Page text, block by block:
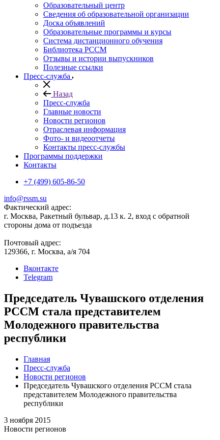
Образовательный центр
Сведения об образовательной организации
Доска объявлений
Образовательные программы и курсы
Система дистанционного обучения
Библиотека РССМ
Отзывы и истории выпускников
Полезные ссылки
Пресс-служба
Назад
Пресс-служба
Главные новости
Новости регионов
Отраслевая информация
Фото- и видеоотчеты
Контакты пресс-службы
Программы поддержки
Контакты
+7 (499) 605-86-50
info@rssm.su
Фактический адрес:
г. Москва, Ракетный бульвар, д.13 к. 2, вход с обратной
стороны дома от подъезда
Почтовый адрес:
129366, г. Москва, а/я 704
Вконтакте
Telegram
Председатель Чувашского отделения
РССМ стала представителем
Молодежного правительства
республики
Главная
Пресс-служба
Новости регионов
Председатель Чувашского отделения РССМ стала
представителем Молодежного правительства
республики
3 ноября 2015
Новости регионов